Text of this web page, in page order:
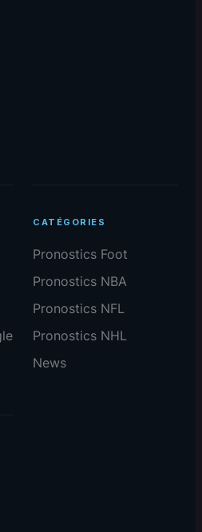
CATÉGORIES
Pronostics Foot
Pronostics NBA
Pronostics NFL
Pronostics NHL
News